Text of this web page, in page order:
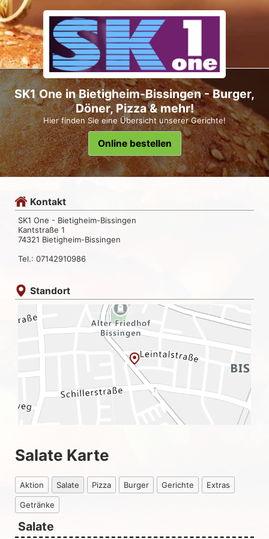
SK1 One in Bietigheim-Bissingen - Burger,
Döner, Pizza & mehr!
Hier finden Sie eine Übersicht unserer Gerichte!
Online bestellen
Kontakt
SK1 One - Bietigheim-Bissingen
Kantstraße 1
74321 Bietigheim-Bissingen
Tel.: 07142910986
Standort
Salate Karte
Aktion Salate Pizza Burger Gerichte Extras
Getränke
Salate